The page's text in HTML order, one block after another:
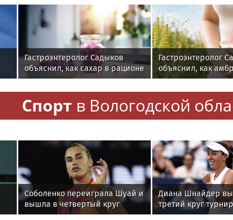
Гастроэнтеролог Садыков
объяснил, как сахар в рационе
ускоряет изнашивание тканей
Гастроэнтеролог
объяснил, как
может влиять на
Спорт в Вологодской
Соболенко переиграла Шуай и
вышла в четвертый круг
турнира в Торонто
Диана Шнайдер
третий круг
Торонто